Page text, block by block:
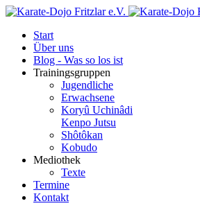
Start
Über uns
Blog - Was so los ist
Trainingsgruppen
Jugendliche
Erwachsene
Koryû Uchinâdi
Kenpo Jutsu
Shôtôkan
Kobudo
Mediothek
Texte
Termine
Kontakt